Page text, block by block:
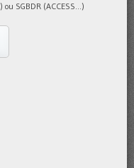
SGBDR (ACCESS...)